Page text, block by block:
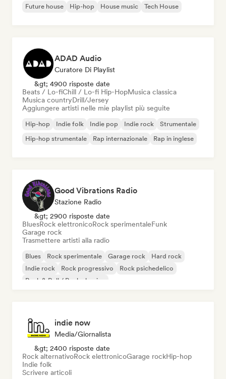
Future house
Hip-hop House music Tech House
ADAD Audio
Curatore Di Playlist
&gt; 4900 risposte date
Beats / Lo-fiChill / Lo-fi Hip-HopMusica classica
Musica countryDrill/Jersey
Aggiungere artisti nelle mie playlist più seguite
Hip-hop Indie folk Indie pop Indie rock
Strumentale
Hip-hop strumentale
Rap internazionale Rap in inglese
Good Vibrations Radio
Stazione Radio
&gt; 2900 risposte date
BluesRock elettronicoRock sperimentaleFunk
Garage rock
Trasmettere artisti alla radio
Blues Rock sperimentale Garage rock
Hard rock
Indie rock
Rock progressivo
Rock psichedelico
Rock & Roll / Rock classico
indie now
Media/Giornalista
&gt; 2400 risposte date
Rock alternativoRock elettronicoGarage rockHip-hop
Indie folk
Scrivere articoli